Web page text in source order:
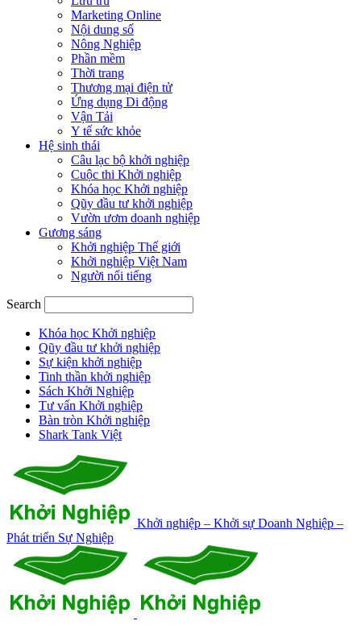
Marketing Online
Nội dung số
Nông Nghiệp
Phần mềm
Thời trang
Thương mại điện tử
Ứng dụng Di động
Vận Tải
Y tế sức khỏe
Hệ sinh thái
Câu lạc bộ khởi nghiệp
Cuộc thi Khởi nghiệp
Khóa học Khởi nghiệp
Qũy đầu tư khởi nghiệp
Vườn ươm doanh nghiệp
Gương sáng
Khởi nghiệp Thế giới
Khởi nghiệp Việt Nam
Người nổi tiếng
Search
Khóa học Khởi nghiệp
Qũy đầu tư khởi nghiệp
Sự kiện khởi nghiệp
Tinh thần khởi nghiệp
Sách Khởi Nghiệp
Tư vấn Khởi nghiệp
Bàn tròn Khởi nghiệp
Shark Tank Việt
Khởi nghiệp – Khởi sự Doanh Nghiệp –
Phát triển Sự Nghiệp